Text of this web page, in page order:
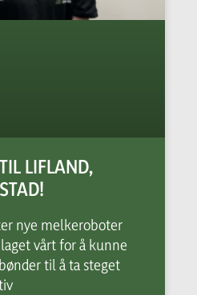
LIFLAND,
nye melkeroboter
vårt for å kunne
til å ta steget